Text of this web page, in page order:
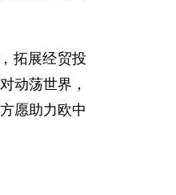
拓展经贸投
动荡世界，
愿助力欧中